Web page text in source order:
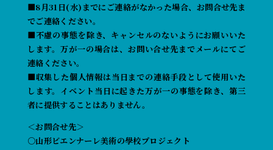
■8月31日(水)までにご連絡がなかった場合、お問合せ先ま
でご連絡ください。
■不慮の事態を除き、キャンセルのないようにお願いいた
します。万が一の場合は、お問い合せ先までメールにてご
連絡ください。
■収集した個人情報は当日までの連絡手段として使用いた
します。イベント当日に起きた万が一の事態を除き、第三
者に提供することはありません。
＜お問合せ先＞
○山形ビエンナーレ美術の學校プロジェクト